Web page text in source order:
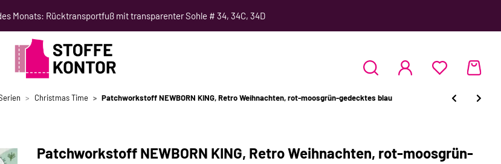
Monats: Rücktransportfuß mit transparenter Sohle # 34, 34C, 34D
SCHNITTMUSTER NÄHKURSE
Christmas Time Patchworkstoff NEWBORN KING, Retro Weihnachten, rot-moosgrün-gedecktes blau
Patchworkstoff NEWBORN KING, Retro Weihnachten, rot-moosgrün-